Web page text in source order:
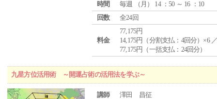
時間
毎週 （ 月 ） 14 ：50 ～ 16 ：10
回数
全24回
料金
77,175円
14,175円（分割支払：4回分）×6
77,175円（一括支払：24回分）
九星方位活用術 ～開運占術の活用法を学ぶ～
講師
澤田 昌征